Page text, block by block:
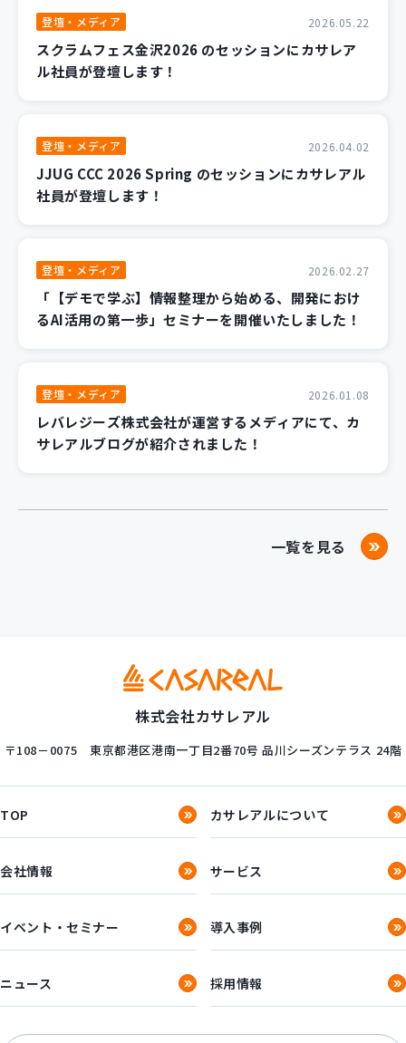
登壇・メディア 2026.05.22
スクラムフェス金沢2026 のセッションにカサレア
ル社員が登壇します！
登壇・メディア 2026.04.02
JJUG CCC 2026 Spring のセッションにカサレアル
社員が登壇します！
登壇・メディア 2026.02.27
「【デモで学ぶ】情報整理から始める、開発におけ
るAI活用の第一歩」セミナーを開催いたしました！
登壇・メディア 2026.01.08
レバレジーズ株式会社が運営するメディアにて、カ
サレアルブログが紹介されました！
一覧を見る
株式会社カサレアル
〒108－0075 東京都港区港南一丁目2番70号 品川シーズンテラス 24階
TOP カサレアルについて
会社情報 サービス
イベント・セミナー 導入事例
ニュース 採用情報